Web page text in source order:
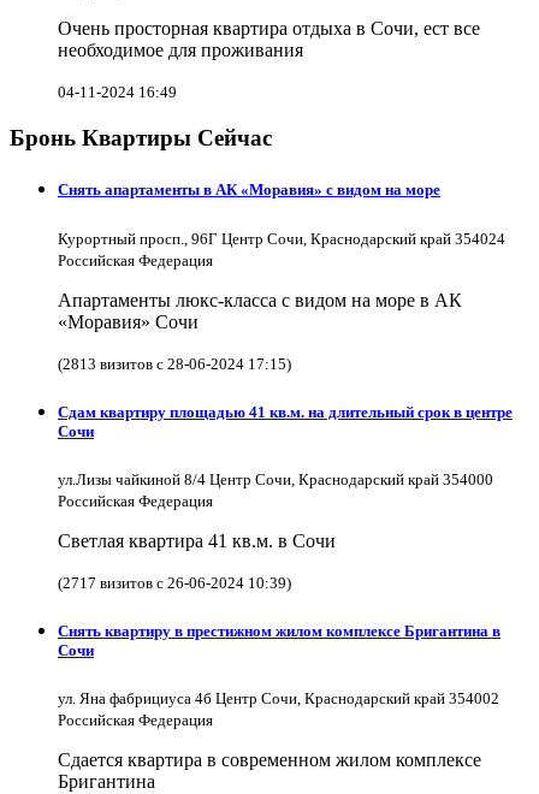
Очень просторная квартира отдыха в Сочи, ест все
необходимое для проживания
04-11-2024 16:49
Бронь Квартиры Сейчас
Снять апартаменты в АК «Моравия» с видом на море
Курортный просп., 96Г Центр Сочи, Краснодарский край 354024
Российская Федерация
Апартаменты люкс-класса с видом на море в АК
«Моравия» Сочи
(2813 визитов с 28-06-2024 17:15)
Сдам квартиру площадью 41 кв.м. на длительный срок в центре
Сочи
ул.Лизы чайкиной 8/4 Центр Сочи, Краснодарский край 354000
Российская Федерация
Светлая квартира 41 кв.м. в Сочи
(2717 визитов с 26-06-2024 10:39)
Снять квартиру в престижном жилом комплексе Бригантина в
Сочи
ул. Яна фабрициуса 4б Центр Сочи, Краснодарский край 354002
Российская Федерация
Сдается квартира в современном жилом комплексе
Бригантина